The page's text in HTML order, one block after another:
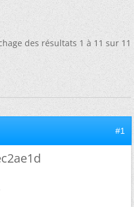
des résultats 1 à 11 sur 11
#1